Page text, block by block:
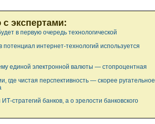
экспертами:
в первую очередь технологической
интернет-технологий используется
единой электронной валюты — стопроцентная
где чистая перспективность — скорее ругательное
стратегий банков, а о зрелости банковского